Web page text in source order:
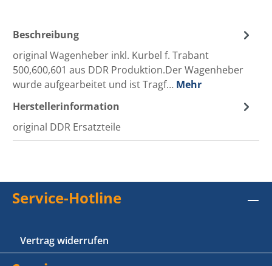
Beschreibung
original Wagenheber inkl. Kurbel f. Trabant
500,600,601 aus DDR Produktion.Der Wagenheber
wurde aufgearbeitet und ist Tragf… Mehr
Herstellerinformation
original DDR Ersatzteile
Service-Hotline
Vertrag widerrufen